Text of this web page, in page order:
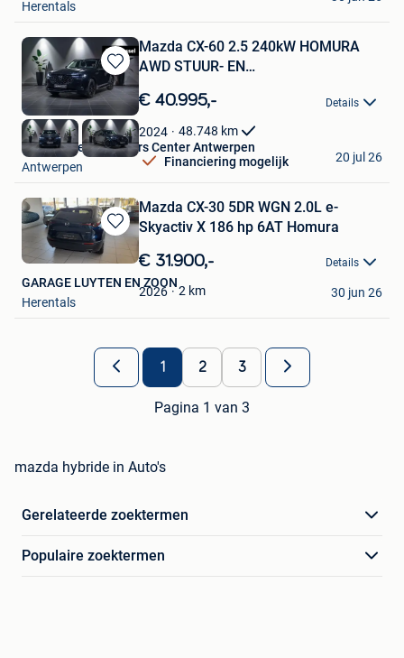
Herentals
Bewaren
in
Mijn
Favorieten
Mazda CX-60 2.5 240kW HOMURA
AWD STUUR- EN
€ 40.995,- Details
2024 48.748 km
Financiering mogelijk
Van Mossel Used Cars Center Antwerpen
Antwerpen
20 jul 26
Bewaren
in
Favorieten
Mazda CX-30 5DR WGN 2.0L e-
Skyactiv X 186 hp 6AT Homura
€ 31.900,- Details
2026 2 km
GARAGE LUYTEN EN ZOON
Herentals
30 jun 26
1 2 3
Pagina 1 van 3
mazda hybride in Auto's
Gerelateerde zoektermen
Populaire zoektermen